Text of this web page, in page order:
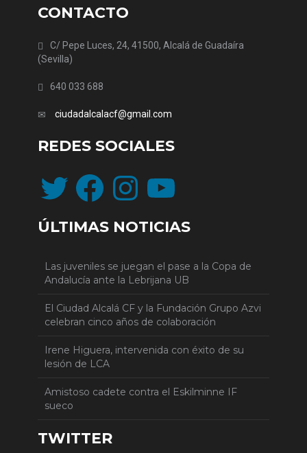
CONTACTO
C/ Pepe Luces, 24, 41500, Alcalá de Guadaíra
(Sevilla)
640 033 688
ciudadalcalacf@gmail.com
REDES SOCIALES
Twitter FacebookInstagramYouTube
ÚLTIMAS NOTICIAS
Las juveniles se juegan el pase a la Copa de
Andalucía ante la Lebrijana UB
El Ciudad Alcalá CF y la Fundación Grupo Azvi
celebran cinco años de colaboración
Irene Higuera, intervenida con éxito de su
lesión de LCA
Amistoso cadete contra el Eskilminne IF
sueco
TWITTER